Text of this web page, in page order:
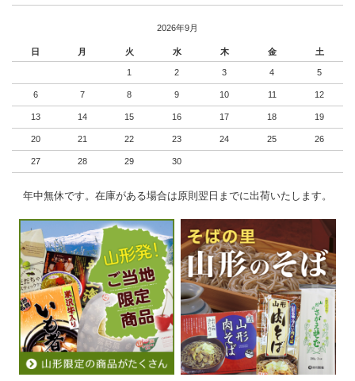
2026年9月
日 月 火 水 木 金 土
1 2 3 4 5
6 7 8 9 10 11 12
13 14 15 16 17 18 19
20 21 22 23 24 25 26
27 28 29 30
年中無休です。在庫がある場合は原則翌日までに出荷いたします。